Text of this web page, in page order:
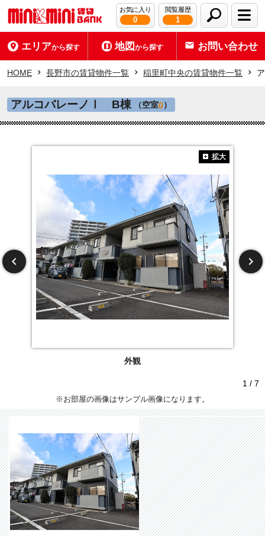
お気に入り
0
閲覧履歴
1
エリアから探す 地図から探す お問い合わせ
HOME 長野市の賃貸物件一覧 稲里町中央の賃貸物件一覧
アルコバレーノⅠ B棟 （空室0）
外観
拡大
1 / 7
※お部屋の画像はサンプル画像になります。